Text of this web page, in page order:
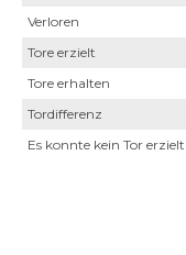
Verloren
Tore erzielt
Tore erhalten
Tordifferenz
Es konnte kein Tor